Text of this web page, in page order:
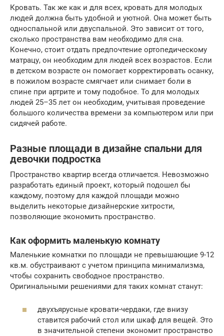
Кровать. Так же как и для всех, кровать для молодых
людей должна быть удобной и уютной. Она может быть
односпальной или двуспальной. Это зависит от того,
сколько пространства вам необходимо для сна.
Конечно, стоит отдать предпочтение ортопедическому
матрацу, он необходим для людей всех возрастов. Если
в детском возрасте он помогает корректировать осанку,
в пожилом возрасте смягчает или снимает боли в
спине при артрите и тому подобное. То для молодых
людей 25–35 лет он необходим, учитывая проведение
большого количества времени за компьютером или при
сидячей работе.
Разные площади в дизайне спальни для
девочки подростка
Пространство квартир всегда отличается. Невозможно
разработать единый проект, который подошел бы
каждому, поэтому для каждой площади можно
выделить некоторые дизайнерские хитрости,
позволяющие экономить пространство.
Как оформить маленькую комнату
Маленькие комнатки по площади не превышающие 9-12
кв.м. обустраивают с учетом принципа минимализма,
чтобы сохранить свободное пространство.
Оригинальными решениями для таких комнат станут:
двухъярусные кровати-чердаки, где внизу
ставится рабочий стол или шкаф для вещей. Это
в значительной степени экономит пространство